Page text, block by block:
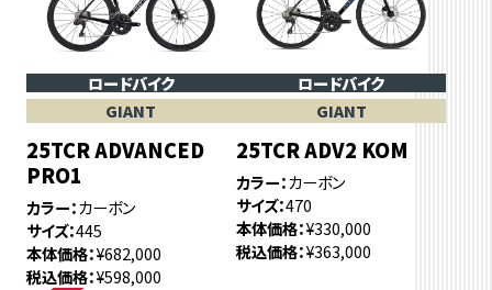
ロードバイク
GIANT
25TCR ADVANCED
PRO1
カラー カーボン
サイズ 445
本体価格 ¥682,000
税込価格 ¥598,000
ロードバイク
GIANT
25TCR ADV2 KOM
カラー カーボン
サイズ 470
本体価格 ¥330,000
税込価格 ¥363,000